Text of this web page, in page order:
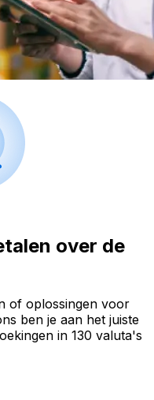
over de
of oplossingen voor
ben je aan het juiste
in 130 valuta's